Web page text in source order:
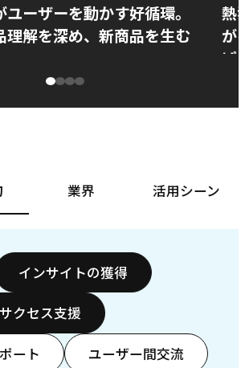
ーザーを動かす好循環。
理解を深め、新商品を生む
熱
が
ぱ
業界 活用シーン
インサイトの獲得
クセス支援
ート ユーザー間交流